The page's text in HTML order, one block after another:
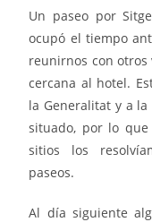
Un paseo por
ocupó el tiempo
reunirnos con otros
cercana al hotel.
la Generalitat y a
situado, por lo
sitios los
paseos.
Al día siguiente